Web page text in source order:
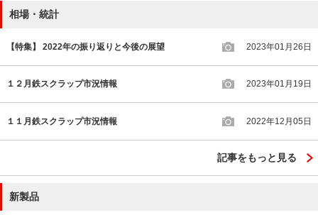
相場・統計
【特集】 2022年の振り返りと今後の展望 2023年01月26日
１２月鉄スクラップ市況情報 2023年01月19日
１１月鉄スクラップ市況情報 2022年12月05日
記事をもっと見る
新製品